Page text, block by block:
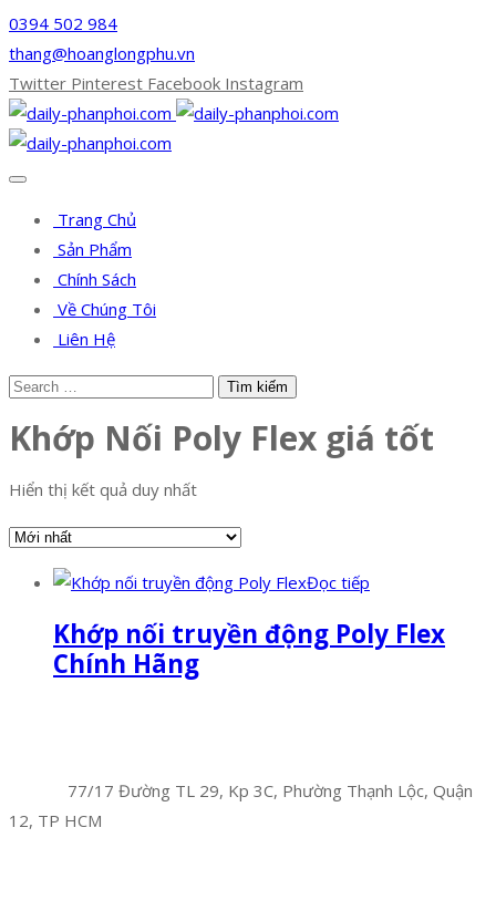
0394 502 984
thang@hoanglongphu.vn
Twitter Pinterest Facebook Instagram
Trang Chủ
Sản Phẩm
Chính Sách
Về Chúng Tôi
Liên Hệ
Khớp Nối Poly Flex giá tốt
Hiển thị kết quả duy nhất
Đọc tiếp
Khớp nối truyền động Poly Flex
Chính Hãng
77/17 Đường TL 29, Kp 3C, Phường Thạnh Lộc, Quận
12, TP HCM